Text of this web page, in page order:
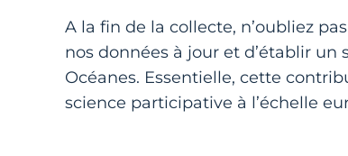
A la fin de la collecte, n’oubliez
nos données à jour et d’établir
Océanes. Essentielle, cette
science participative à l’échelle